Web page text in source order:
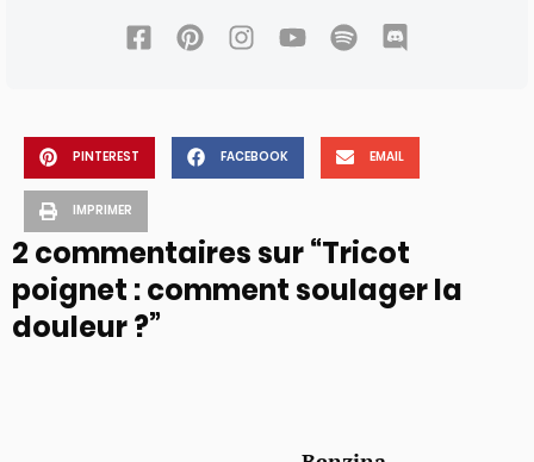
PINTEREST FACEBOOK EMAIL
IMPRIMER
2 commentaires sur “Tricot
poignet : comment soulager la
douleur ?”